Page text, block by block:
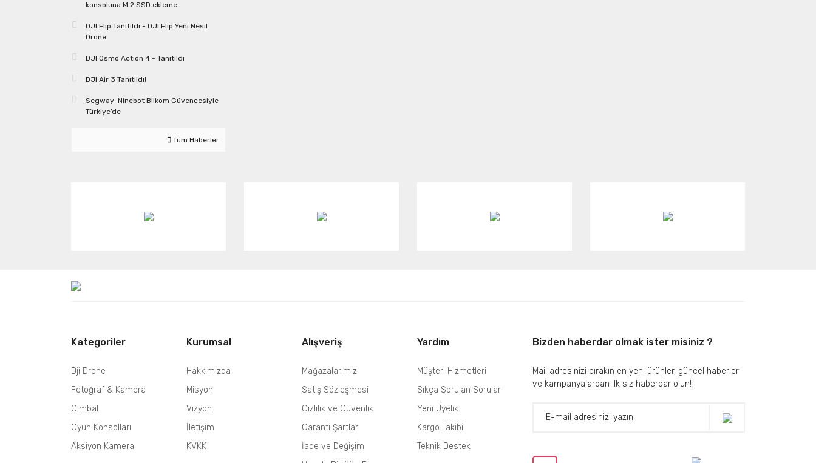
konsoluna M.2 SSD ekleme
DJI Flip Tanıtıldı - DJI Flip Yeni Nesil
Drone
DJI Osmo Action 4 - Tanıtıldı
DJI Air 3 Tanıtıldı!
Segway-Ninebot Bilkom Güvencesiyle
Türkiye’de
Tüm Haberler
Kategoriler
Dji Drone
Fotoğraf & Kamera
Gimbal
Oyun Konsolları
Aksiyon Kamera
Kurumsal
Hakkımızda
Misyon
Vizyon
İletişim
KVKK
Alışveriş
Mağazalarımız
Satış Sözleşmesi
Gizlilik ve Güvenlik
Garanti Şartları
İade ve Değişim
Yardım
Müşteri Hizmetleri
Sıkça Sorulan Sorular
Yeni Üyelik
Kargo Takibi
Teknik Destek
Bizden haberdar olmak ister misiniz ?
Mail adresinizi bırakın en yeni ürünler, güncel haberler
ve kampanyalardan ilk siz haberdar olun!